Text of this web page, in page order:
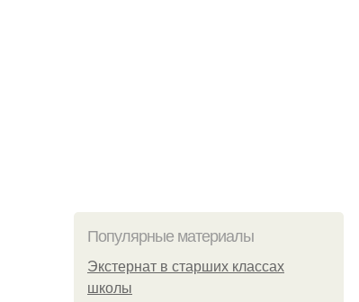
Популярные материалы
Экстернат в старших классах
школы